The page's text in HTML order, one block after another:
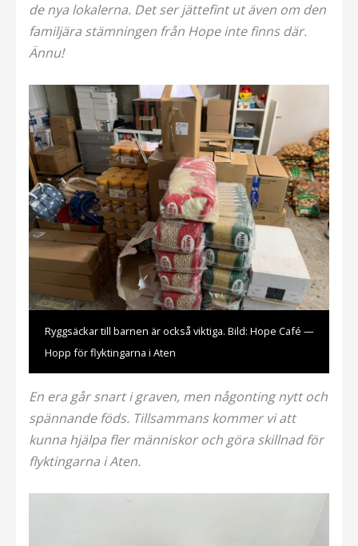
de nya lokalerna. Det ser jättefint ut även om den
familjära stämningen från Hope inte finns där.
Ännu!
Ryggsäckar till barnen är också viktiga. Bild: Hope Café —
Hopp för flyktingarna i Aten
En era går snart i graven, men någonting nytt och
spännande föds. Tillsammans kommer vi att
kunna hjälpa fler människor och göra skillnad för
flyktingarna i Aten.